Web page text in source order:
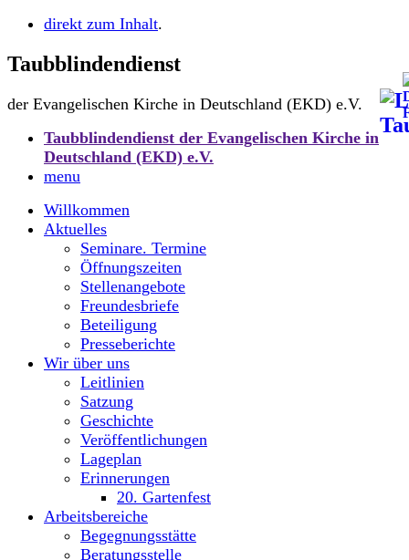
direkt zum Inhalt.
Taubblindendienst
der Evangelischen Kirche in Deutschland (EKD) e.V.
Taubblindendienst der Evangelischen Kirche in
Deutschland (EKD) e.V.
menu
Willkommen
Aktuelles
Seminare. Termine
Öffnungszeiten
Stellenangebote
Freundesbriefe
Beteiligung
Presseberichte
Wir über uns
Leitlinien
Satzung
Geschichte
Veröffentlichungen
Lageplan
Erinnerungen
20. Gartenfest
Arbeitsbereiche
Begegnungsstätte
Beratungsstelle